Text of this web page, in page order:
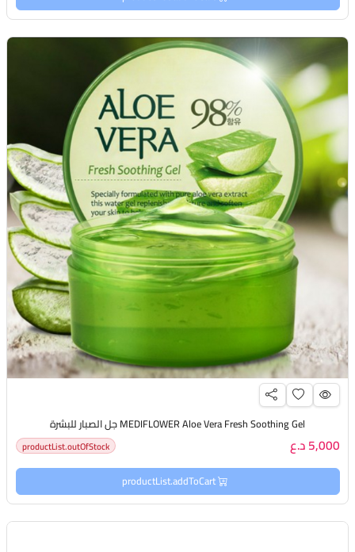
MEDIFLOWER Aloe Vera Fresh Soothing Gel جل الصبار للبشرة
5,000 د.ع productList.outOfStock
productList.addToCart